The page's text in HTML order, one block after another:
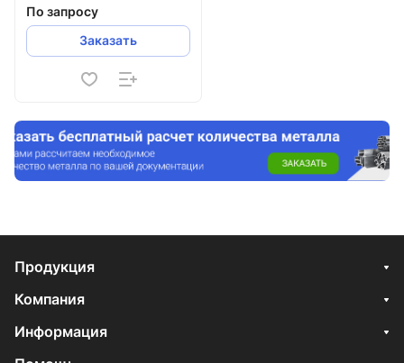
По запросу
Заказать
Продукция
Компания
Информация